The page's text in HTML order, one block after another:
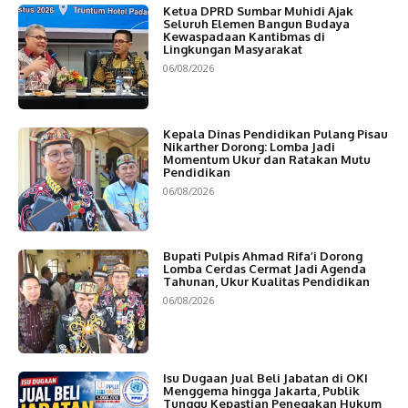
Ketua DPRD Sumbar Muhidi Ajak
Seluruh Elemen Bangun Budaya
Kewaspadaan Kantibmas di
Lingkungan Masyarakat
06/08/2026
Kepala Dinas Pendidikan Pulang Pisau
Nikarther Dorong: Lomba Jadi
Momentum Ukur dan Ratakan Mutu
Pendidikan
06/08/2026
Bupati Pulpis Ahmad Rifa’i Dorong
Lomba Cerdas Cermat Jadi Agenda
Tahunan, Ukur Kualitas Pendidikan
06/08/2026
Isu Dugaan Jual Beli Jabatan di OKI
Menggema hingga Jakarta, Publik
Tunggu Kepastian Penegakan Hukum